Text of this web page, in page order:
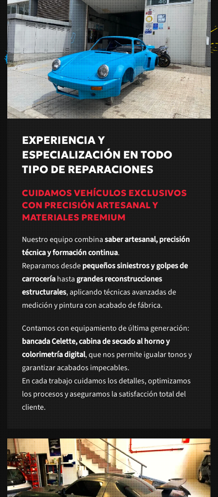
EXPERIENCIA Y
ESPECIALIZACIÓN EN TODO
TIPO DE REPARACIONES
CUIDAMOS VEHÍCULOS EXCLUSIVOS
CON PRECISIÓN ARTESANAL Y
MATERIALES PREMIUM
Nuestro equipo combinasaber artesanal, precisión
técnica y formación continua.
Reparamos desdepequeños siniestros y golpes de
carroceríahasta grandes reconstrucciones
estructurales, aplicando técnicas avanzadas de
medición y pintura con acabado de fábrica.
Contamos con equipamiento de última generación:
bancada Celette, cabina de secado al horno y
colorimetría digital, que nos permite igualar tonos y
garantizar acabados impecables.
En cada trabajo cuidamos los detalles, optimizamos
los procesos y aseguramos la satisfacción total del
cliente.